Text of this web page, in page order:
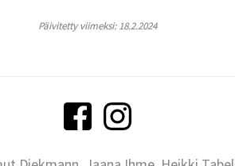
Päivitetty viimeksi: 18.2.2024